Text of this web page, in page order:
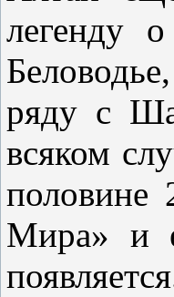
легенду
ряду с
всяком
половине
Мира» и